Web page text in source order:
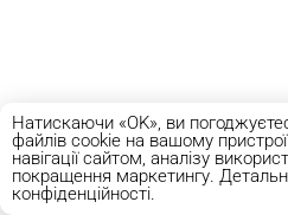
Натискаючи «OK», ви
файлів cookie на вашому
навігації сайтом, аналізу
покращення маркетингу.
конфіденційності.